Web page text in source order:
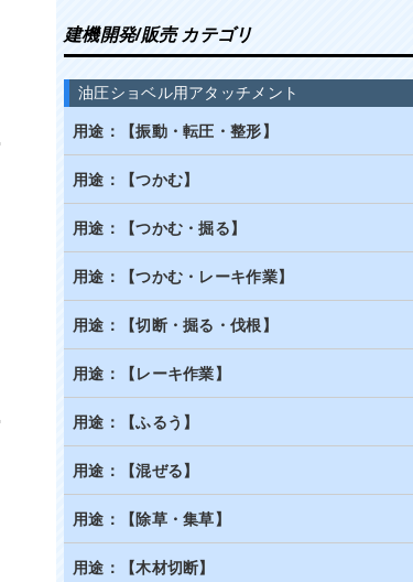
建機開発/販売 カテゴリ
油圧ショベル用アタッチメント
用途：【振動・転圧・整形】
用途：【つかむ】
用途：【つかむ・掘る】
用途：【つかむ・レーキ作業】
用途：【切断・掘る・伐根】
用途：【レーキ作業】
用途：【ふるう】
用途：【混ぜる】
用途：【除草・集草】
用途：【木材切断】